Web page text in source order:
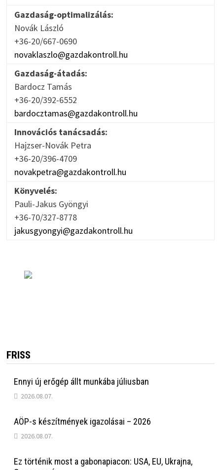
Gazdaság-optimalizálás:
Novák László
+36-20/667-0690
novaklaszlo@gazdakontroll.hu
Gazdaság-átadás:
Bardocz Tamás
+36-20/392-6552
bardocztamas@gazdakontroll.hu
Innovációs tanácsadás:
Hajzser-Novák Petra
+36-20/396-4709
novakpetra@gazdakontroll.hu
Könyvelés:
Pauli-Jakus Gyöngyi
+36-70/327-8778
jakusgyongyi@gazdakontroll.hu
FRISS
Ennyi új erőgép állt munkába júliusban
2026.08.07.
AÖP-s készítmények igazolásai – 2026
2026.08.07.
Ez történik most a gabonapiacon: USA, EU, Ukrajna,